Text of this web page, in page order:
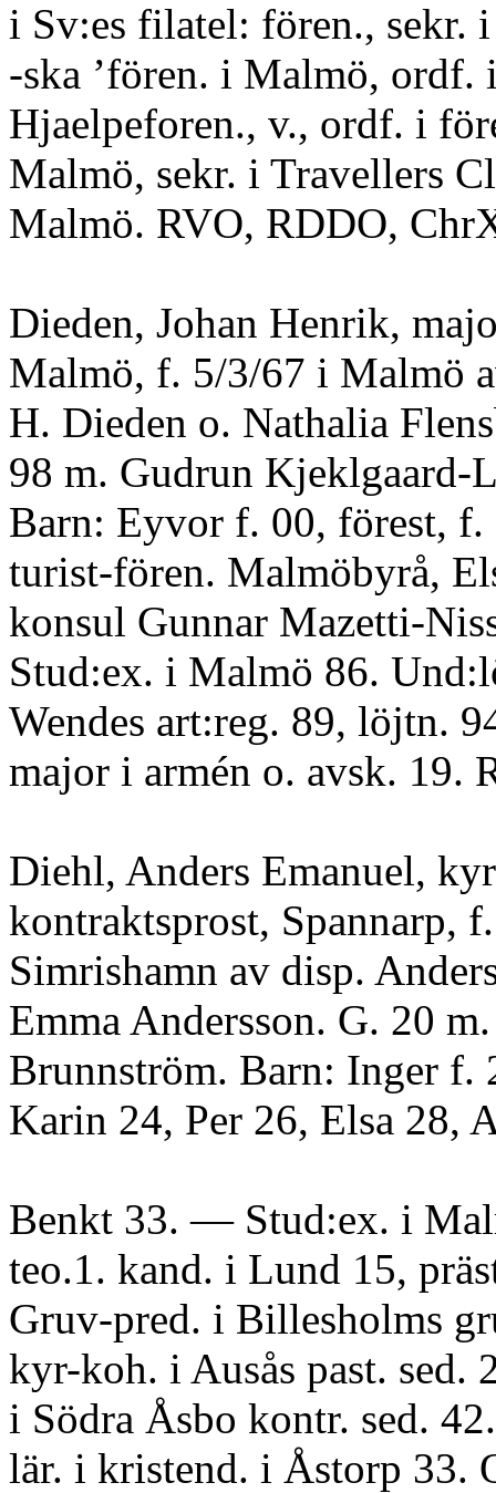
i Sv:es filatel: fören., sekr.
-ska ’fören. i Malmö, ordf.
Hjaelpeforen., v., ordf. i
Malmö, sekr. i Travellers
Malmö. RVO, RDDO,
Dieden, Johan Henrik,
Malmö, f. 5/3/67 i Malmö
H. Dieden o. Nathalia
98 m. Gudrun Kjeklgaard-
Barn: Eyvor f. 00, förest, f.
turist-fören. Malmöbyrå,
konsul Gunnar Mazetti-
Stud:ex. i Malmö 86.
Wendes art:reg. 89, löjtn.
major i armén o. avsk. 19.
Diehl, Anders Emanuel,
kontraktsprost, Spannarp,
Simrishamn av disp.
Emma Andersson. G. 20
Brunnström. Barn: Inger f.
Karin 24, Per 26, Elsa 28,
Benkt 33. — Stud:ex. i
teo.1. kand. i Lund 15,
Gruv-pred. i Billesholms
kyr-koh. i Ausås past. sed.
i Södra Åsbo kontr. sed.
lär. i kristend. i Åstorp 33.